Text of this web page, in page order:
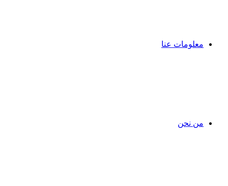
معلومات عنا
من نحن